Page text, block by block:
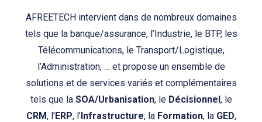
AFREETECH intervient dans de nombreux domaines
tels que la banque/assurance, l’Industrie, le BTP, les
Télécommunications, le Transport/Logistique,
l’Administration, … et propose un ensemble de
solutions et de services variés et complémentaires
tels que la SOA/Urbanisation, le Décisionnel, le
CRM, l’ERP, l’Infrastructure, la Formation, la GED,